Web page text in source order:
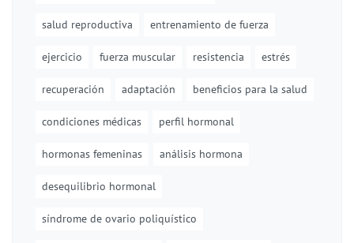
salud reproductiva entrenamiento de fuerza
ejercicio fuerza muscular resistencia estrés
recuperación adaptación beneficios para la salud
condiciones médicas perfil hormonal
hormonas femeninas análisis hormona
desequilibrio hormonal
síndrome de ovario poliquístico